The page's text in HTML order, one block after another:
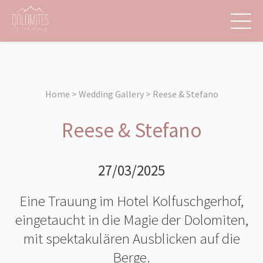
Home > Wedding Gallery > Reese & Stefano
Reese & Stefano
27/03/2025
Eine Trauung im Hotel Kolfuschgerhof,
eingetaucht in die Magie der Dolomiten,
mit spektakulären Ausblicken auf die
Berge.